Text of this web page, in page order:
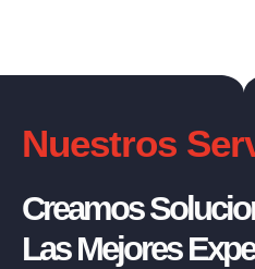
Nuestros
Creamos
Las Mejores